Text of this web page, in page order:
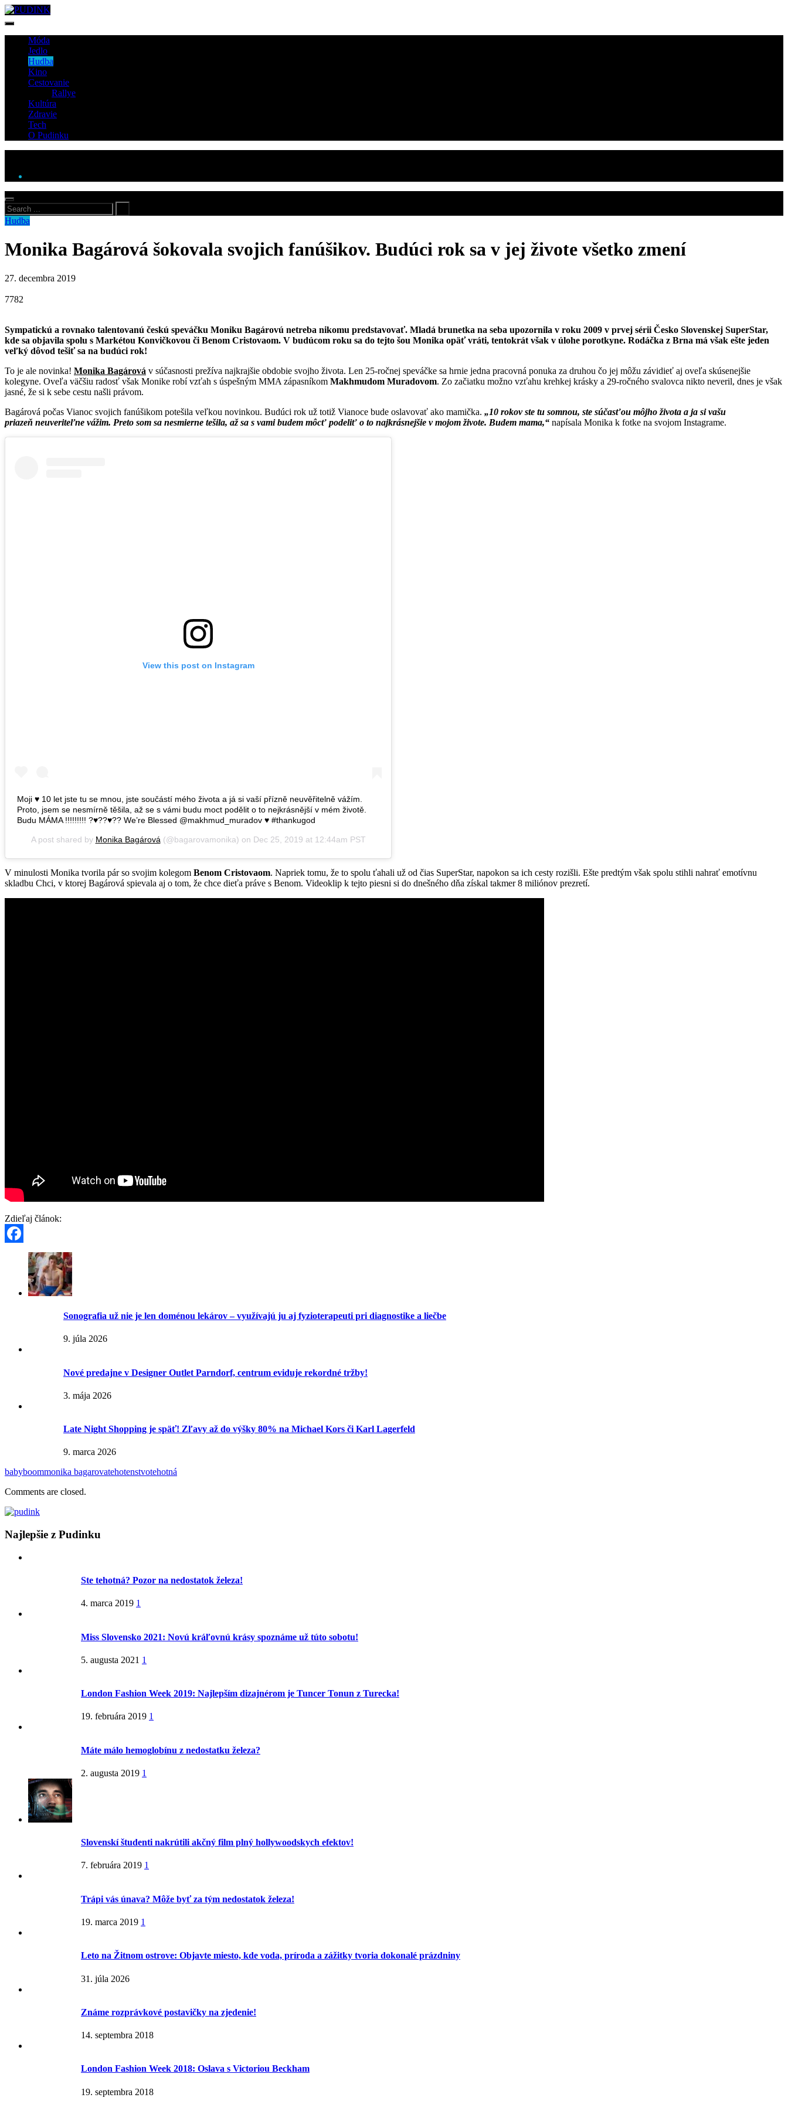
Móda
Jedlo
Hudba
Kino
Cestovanie
Rallye
Kultúra
Zdravie
Tech
O Pudinku
Hudba
Monika Bagárová šokovala svojich fanúšikov. Budúci rok sa v jej živote všetko zmení
27. decembra 2019
7782
Sympatickú a rovnako talentovanú českú speváčku Moniku Bagárovú netreba nikomu predstavovať. Mladá brunetka na seba upozornila v roku 2009 v prvej sérii Česko Slovenskej SuperStar,
kde sa objavila spolu s Markétou Konvičkovou či Benom Cristovaom. V budúcom roku sa do tejto šou Monika opäť vráti, tentokrát však v úlohe porotkyne. Rodáčka z Brna má však ešte jeden
veľký dôvod tešiť sa na budúci rok!
To je ale novinka! Monika Bagárová v súčasnosti prežíva najkrajšie obdobie svojho života. Len 25-ročnej speváčke sa hrnie jedna pracovná ponuka za druhou čo jej môžu závidieť aj oveľa skúsenejšie
kolegyne. Oveľa väčšiu radosť však Monike robí vzťah s úspešným MMA zápasníkom Makhmudom Muradovom. Zo začiatku možno vzťahu krehkej krásky a 29-ročného svalovca nikto neveril, dnes je však
jasné, že si k sebe cestu našli právom.
Bagárová počas Vianoc svojich fanúšikom potešila veľkou novinkou. Budúci rok už totiž Vianoce bude oslavovať ako mamička. „10 rokov ste tu somnou, ste súčasťou môjho života a ja si vašu
priazeň neuveriteľne vážim. Preto som sa nesmierne tešila, až sa s vami budem môcť podeliť o to najkrásnejšie v mojom živote. Budem mama,“ napísala Monika k fotke na svojom Instagrame.
View this post on Instagram
Moji ♥️ 10 let jste tu se mnou, jste součástí mého života a já si vaší přízně neuvěřitelně vážím.
Proto, jsem se nesmírně těšila, až se s vámi budu moct podělit o to nejkrásnější v mém životě.
Budu MÁMA !!!!!!!!! ?♥️??♥️?? We’re Blessed @makhmud_muradov ♥️ #thankugod
A post shared by Monika Bagárová (@bagarovamonika) on Dec 25, 2019 at 12:44am PST
V minulosti Monika tvorila pár so svojim kolegom Benom Cristovaom. Napriek tomu, že to spolu ťahali už od čias SuperStar, napokon sa ich cesty rozišli. Ešte predtým však spolu stihli nahrať emotívnu
skladbu Chci, v ktorej Bagárová spievala aj o tom, že chce dieťa práve s Benom. Videoklip k tejto piesni si do dnešného dňa získal takmer 8 miliónov prezretí.
Zdieľaj článok:
Facebook
Sonografia už nie je len doménou lekárov – využívajú ju aj fyzioterapeuti pri diagnostike a liečbe
9. júla 2026
Nové predajne v Designer Outlet Parndorf, centrum eviduje rekordné tržby!
3. mája 2026
Late Night Shopping je späť! Zľavy až do výšky 80% na Michael Kors či Karl Lagerfeld
9. marca 2026
babyboommonika bagarovatehotenstvotehotná
Comments are closed.
Najlepšie z Pudinku
Ste tehotná? Pozor na nedostatok železa!
4. marca 2019 1
Miss Slovensko 2021: Novú kráľovnú krásy spoznáme už túto sobotu!
5. augusta 2021 1
London Fashion Week 2019: Najlepším dizajnérom je Tuncer Tonun z Turecka!
19. februára 2019 1
Máte málo hemoglobínu z nedostatku železa?
2. augusta 2019 1
Slovenskí študenti nakrútili akčný film plný hollywoodskych efektov!
7. februára 2019 1
Trápi vás únava? Môže byť za tým nedostatok železa!
19. marca 2019 1
Leto na Žitnom ostrove: Objavte miesto, kde voda, príroda a zážitky tvoria dokonalé prázdniny
31. júla 2026
Známe rozprávkové postavičky na zjedenie!
14. septembra 2018
London Fashion Week 2018: Oslava s Victoriou Beckham
19. septembra 2018